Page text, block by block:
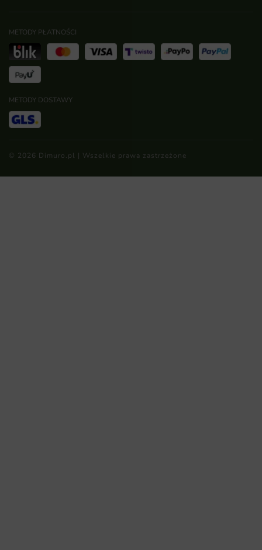
METODY PŁATNOŚCI
METODY DOSTAWY
© 2026 Dimuro.pl | Wszelkie prawa zastrzeżone